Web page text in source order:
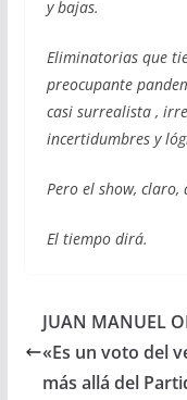
y bajas.
Eliminatorias que
preocupante
casi surrealista ,
incertidumbres y
Pero el show, claro,
El tiempo dirá.
JUAN MANUEL
«Es un voto del
más allá del